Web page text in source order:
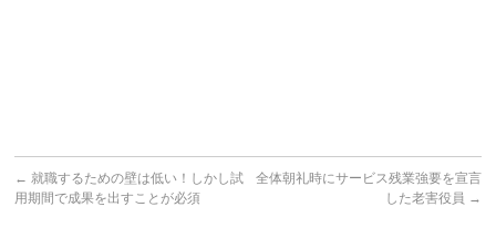
← 就職するための壁は低い！しかし試
用期間で成果を出すことが必須
全体朝礼時にサービス残業強要を宣言
した老害役員 →